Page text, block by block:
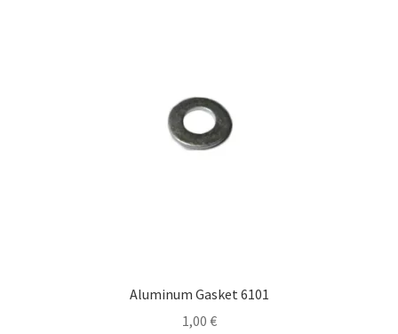
Aluminum Gasket 6101
1,00 €